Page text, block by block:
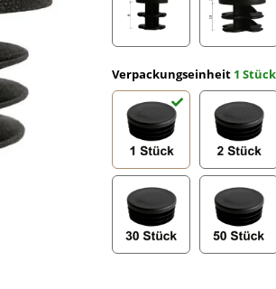
Verpackungseinheit 1 Stück
1 Stück 2 Stück